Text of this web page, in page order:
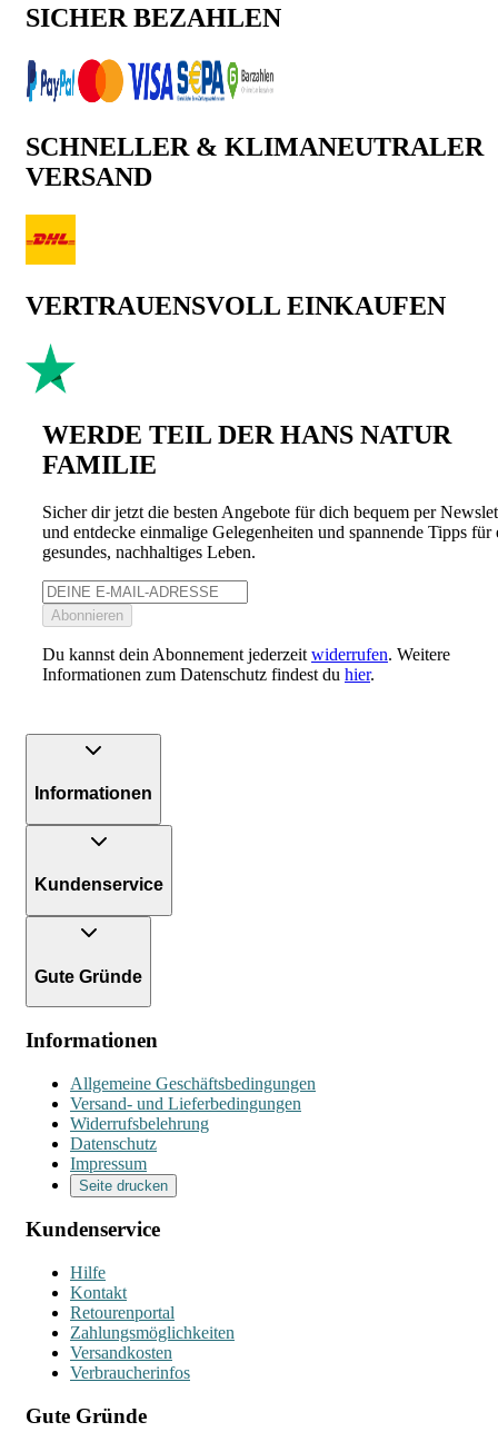
SICHER BEZAHLEN
SCHNELLER & KLIMANEUTRALER
VERSAND
VERTRAUENSVOLL EINKAUFEN
WERDE TEIL DER HANS NATUR
FAMILIE
Sicher dir jetzt die besten Angebote für dich bequem per
und entdecke einmalige Gelegenheiten und spannende Tipps für
gesundes, nachhaltiges Leben.
Abonnieren
Du kannst dein Abonnement jederzeit widerrufen. Weitere
Informationen zum Datenschutz findest du hier.
Informationen
Kundenservice
Gute Gründe
Informationen
Allgemeine Geschäftsbedingungen
Versand- und Lieferbedingungen
Widerrufsbelehrung
Datenschutz
Impressum
Seite drucken
Kundenservice
Hilfe
Kontakt
Retourenportal
Zahlungsmöglichkeiten
Versandkosten
Verbraucherinfos
Gute Gründe